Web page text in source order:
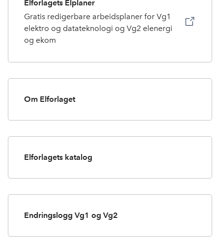
Elforlagets Elplaner
Gratis redigerbare arbeidsplaner for Vg1
elektro og datateknologi og Vg2 elenergi
og ekom
Om Elforlaget
Elforlagets katalog
Endringslogg Vg1 og Vg2